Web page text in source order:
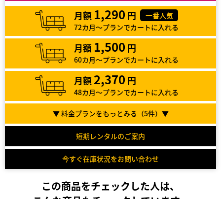
月額 1,290 円
一番人気
72カ月～プランでカートに入れる
月額 1,500 円
60カ月～プランでカートに入れる
月額 2,370 円
48カ月～プランでカートに入れる
▼ 料金プランをもっとみる（5件）▼
短期レンタルのご案内
今すぐ在庫状況をお問い合わせ
この商品をチェックした人は、